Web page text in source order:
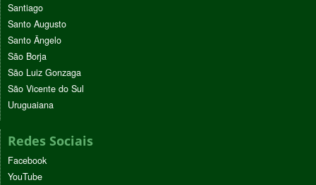
Santiago
Santo Augusto
Santo Ângelo
São Borja
São Luiz Gonzaga
São Vicente do Sul
Uruguaiana
Redes Sociais
Facebook
YouTube